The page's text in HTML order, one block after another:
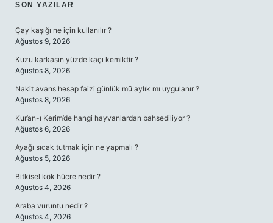
SIDEBAR
SON YAZILAR
Çay kaşığı ne için kullanılır ?
Ağustos 9, 2026
Kuzu karkasın yüzde kaçı kemiktir ?
Ağustos 8, 2026
Nakit avans hesap faizi günlük mü aylık mı uygulanır ?
Ağustos 8, 2026
Kur’an-ı Kerim’de hangi hayvanlardan bahsediliyor ?
Ağustos 6, 2026
Ayağı sıcak tutmak için ne yapmalı ?
Ağustos 5, 2026
Bitkisel kök hücre nedir ?
Ağustos 4, 2026
Araba vuruntu nedir ?
Ağustos 4, 2026